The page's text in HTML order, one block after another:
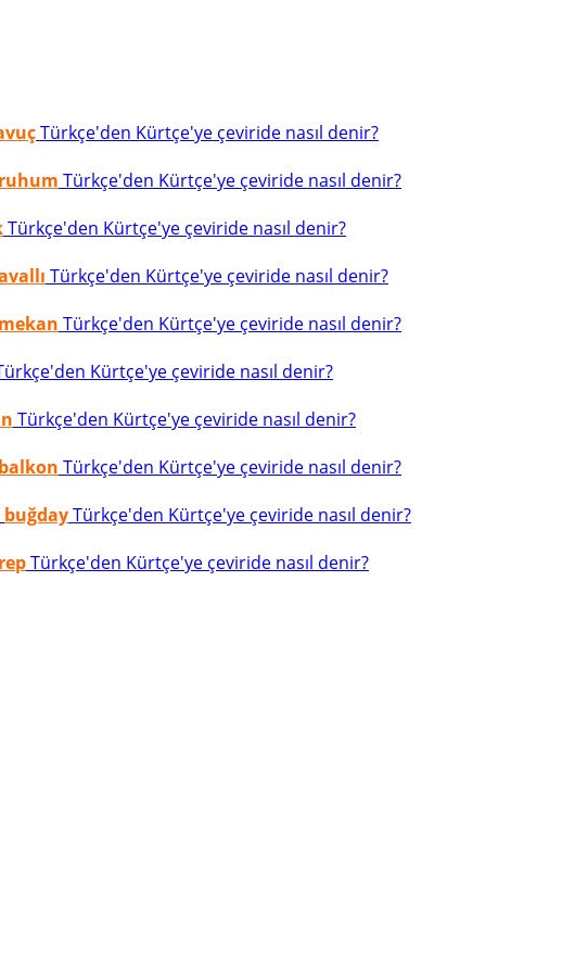
Türkçe'den Kürtçe'ye çeviride nasıl denir?
ruhum Türkçe'den Kürtçe'ye çeviride nasıl denir?
Türkçe'den Kürtçe'ye çeviride nasıl denir?
Türkçe'den Kürtçe'ye çeviride nasıl denir?
mekan Türkçe'den Kürtçe'ye çeviride nasıl denir?
Kürtçe'ye çeviride nasıl denir?
Türkçe'den Kürtçe'ye çeviride nasıl denir?
balkon Türkçe'den Kürtçe'ye çeviride nasıl denir?
buğdayTürkçe'den Kürtçe'ye çeviride nasıl denir?
Türkçe'den Kürtçe'ye çeviride nasıl denir?